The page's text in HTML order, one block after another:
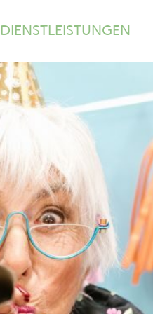
DIENSTLEISTUNGEN